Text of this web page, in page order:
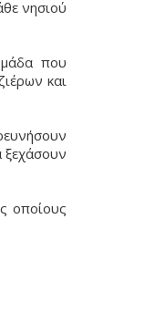
νησιού
που
και
ξεχάσουν
οποίους